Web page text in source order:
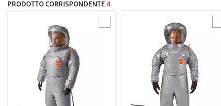
PRODOTTO CORRISPONDENTE 4